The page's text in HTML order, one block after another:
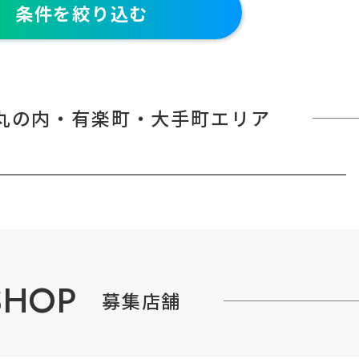
条件を絞り込む TOKYO TORCH Terrace
の内・有楽町・大手町エリア
募集店舗